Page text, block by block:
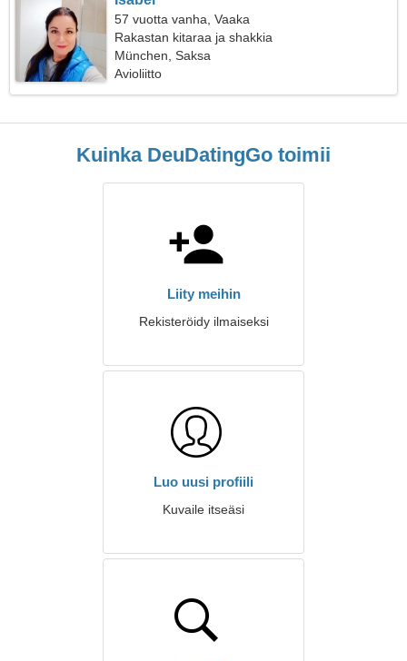
57 vuotta vanha, Vaaka
Rakastan kitaraa ja shakkia
München, Saksa
Avioliitto
Kuinka DeuDatingGo toimii
Liity meihin
Rekisteröidy ilmaiseksi
Luo uusi profiili
Kuvaile itseäsi